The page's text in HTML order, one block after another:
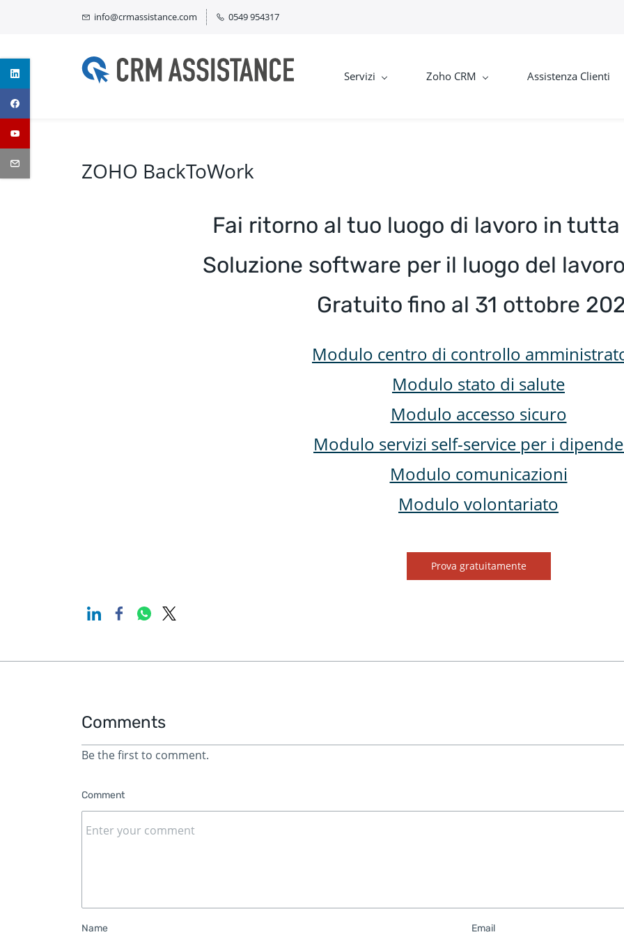
content
info@crmassistance.com 0549 954317
Servizi Zoho CRM Assistenza Clienti
ZOHO BackToWork
Fai ritorno al tuo luogo di lavoro in tutta
​Soluzione software per il luogo del
​Gratuito fino al 31 ottobre
Modulo centro di controllo
Modulo stato di salute
Modulo accesso sicuro
Modulo servizi self-service per i
Modulo comunicazioni
Modulo volontariato
Prova gratuitamente
Comments
Be the first to comment.
Comment
Name Email